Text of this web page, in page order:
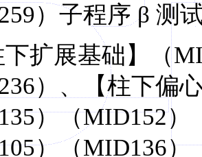
）子程序 β 测
扩展基础】（
）、【柱下偏
）（MID152
）（MID136